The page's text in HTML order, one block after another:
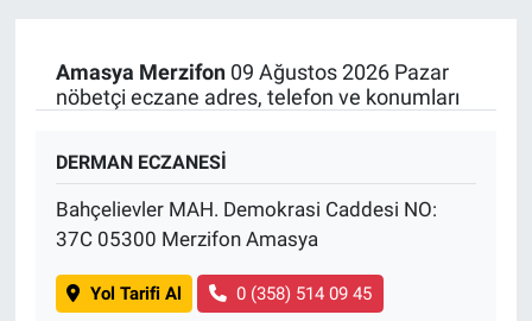
Amasya Merzifon09 Ağustos 2026 Pazar
nöbetçi eczane adres, telefon ve konumları
DERMAN ECZANESİ
Bahçelievler MAH. Demokrasi Caddesi NO:
37C 05300 Merzifon Amasya
Yol Tarifi Al 0 (358) 514 09 45